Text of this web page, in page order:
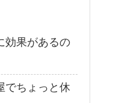
効果があるの
でちょっと休